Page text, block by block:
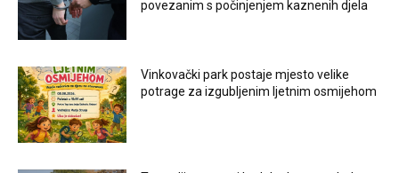
povezanim s počinjenjem kaznenih djela
Vinkovački park postaje mjesto velike
potrage za izgubljenim ljetnim osmijehom